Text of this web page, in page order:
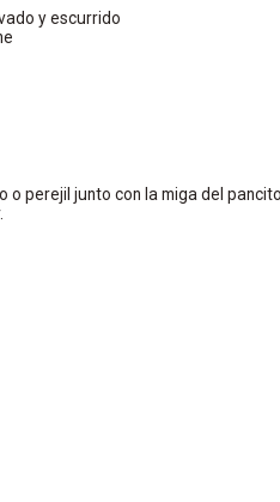
y escurrido
o perejil junto con la miga del